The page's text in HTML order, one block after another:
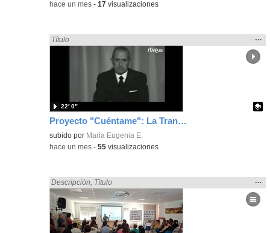
-hace un mes -17 visualizaciones
Proyecto "Cuéntame": La Transición española
Encontrado «Español» en:
Título
la
…
Contenido educativo.
subido por Maria Eugenia E.
22′ 0″
-hace un mes -55 visualizaciones
Encontrado «Español» en:
Descripción Título
la
…